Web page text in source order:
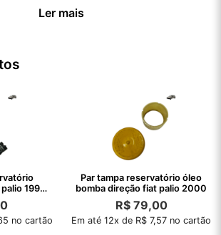
Ler mais
1999
no cartão
Par tampa reservatório óleo
bomba direção fiat palio 2000
R$79,00
Em até 12x de R$ 7,57 no cartão